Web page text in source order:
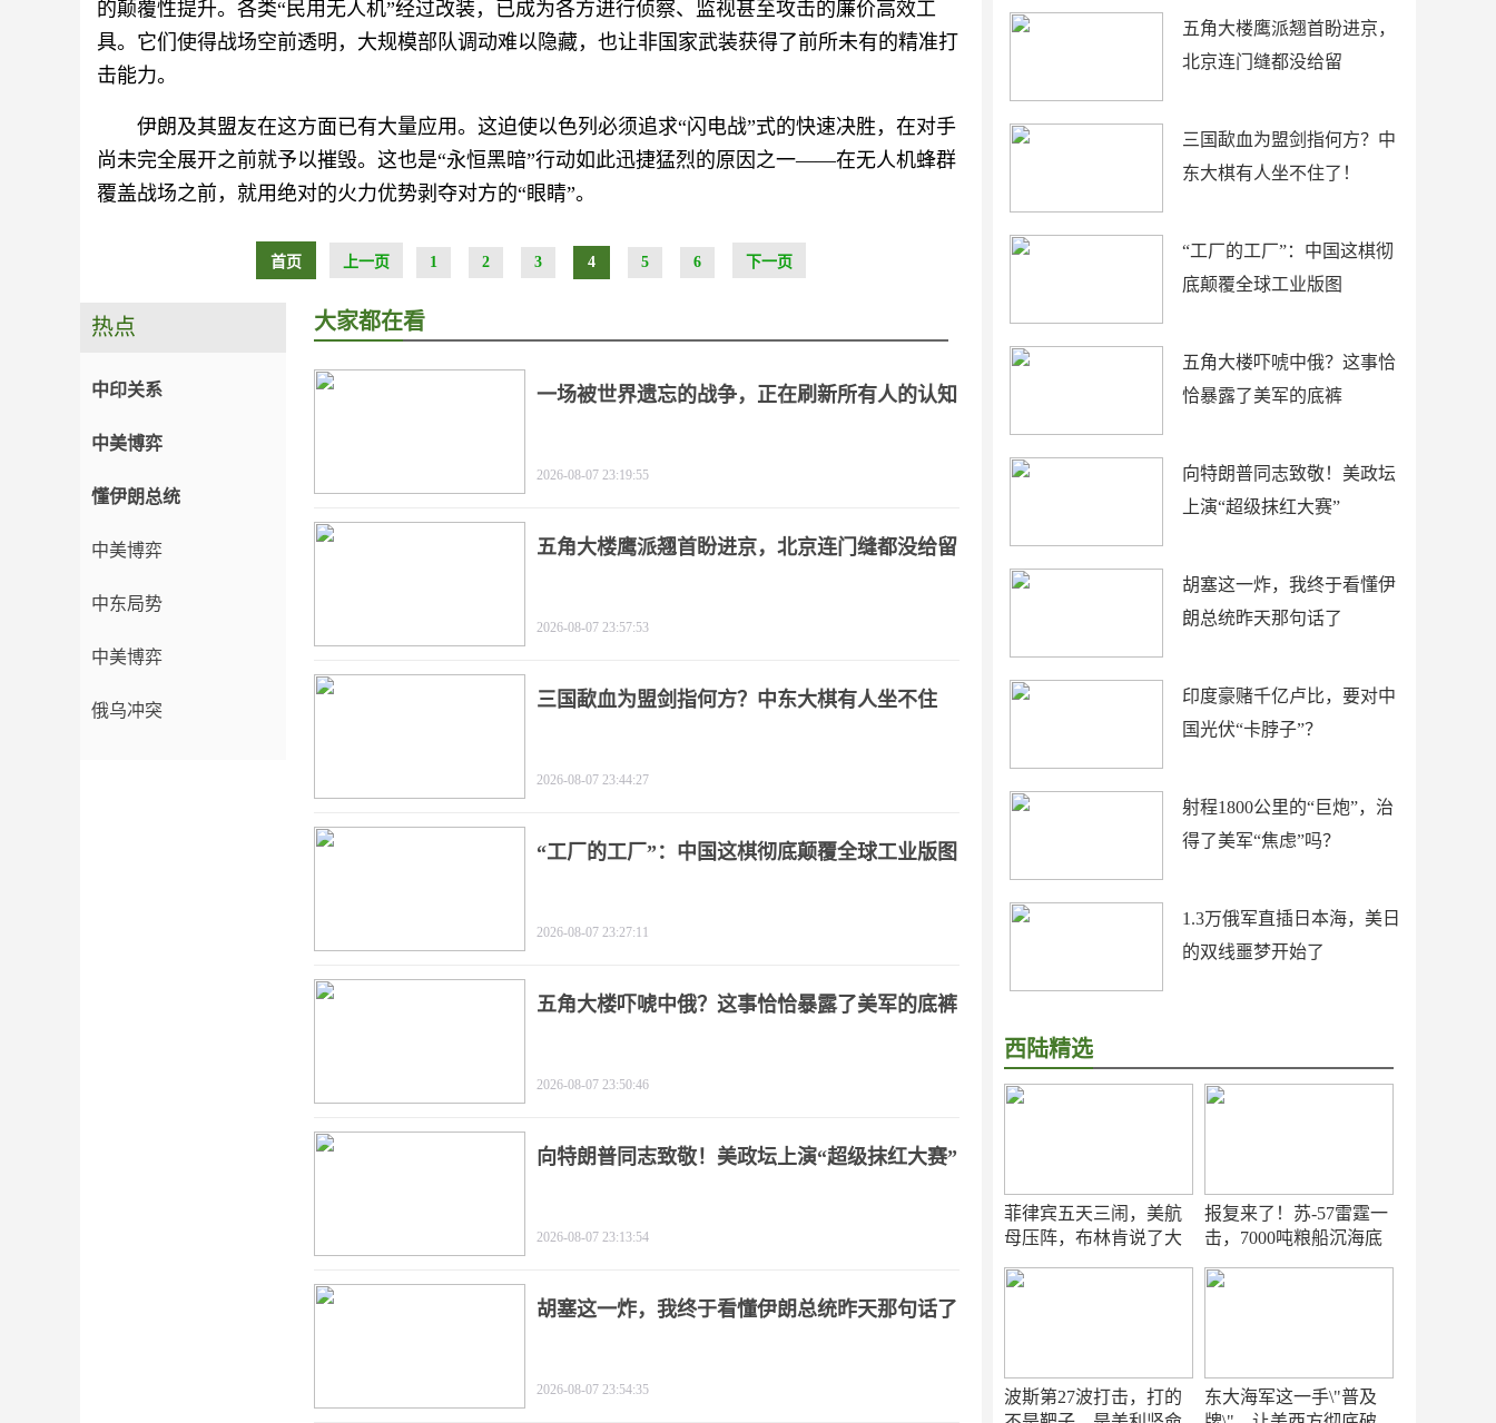
的颠覆性提升。各类“民用无人机”经过改装，已成为各方进行侦察、监视甚至攻击的廉价高效工
具。它们使得战场空前透明，大规模部队调动难以隐藏，也让非国家武装获得了前所未有的精准打
击能力。
伊朗及其盟友在这方面已有大量应用。这迫使以色列必须追求“闪电战”式的快速决胜，在对手
尚未完全展开之前就予以摧毁。这也是“永恒黑暗”行动如此迅捷猛烈的原因之一——在无人机蜂群
覆盖战场之前，就用绝对的火力优势剥夺对方的“眼睛”。
首页 上一页 1 2 3 4 5 6 下一页
五角大楼鹰派翘首盼进京，
北京连门缝都没给留
三国歃血为盟剑指何方？中
东大棋有人坐不住了！
“工厂的工厂”：中国这棋彻
底颠覆全球工业版图
五角大楼吓唬中俄？这事恰
恰暴露了美军的底裤
向特朗普同志致敬！美政坛
上演“超级抹红大赛”
胡塞这一炸，我终于看懂伊
朗总统昨天那句话了
印度豪赌千亿卢比，要对中
国光伏“卡脖子”？
射程1800公里的“巨炮”，治
得了美军“焦虑”吗？
1.3万俄军直插日本海，美日
的双线噩梦开始了
西陆精选
菲律宾五天三闹，美航
母压阵，布林肯说了大
报复来了！苏-57雷霆一
击，7000吨粮船沉海底
波斯第27波打击，打的
东大海军这一手\"普及
热点
中印关系
中美博弈
懂伊朗总统
中美博弈
中东局势
中美博弈
俄乌冲突
大家都在看
一场被世界遗忘的战争，正在刷新所有人的认知
2026-08-07 23:19:55
五角大楼鹰派翘首盼进京，北京连门缝都没给留
2026-08-07 23:57:53
三国歃血为盟剑指何方？中东大棋有人坐不住
2026-08-07 23:44:27
“工厂的工厂”：中国这棋彻底颠覆全球工业版图
2026-08-07 23:27:11
五角大楼吓唬中俄？这事恰恰暴露了美军的底裤
2026-08-07 23:50:46
向特朗普同志致敬！美政坛上演“超级抹红大赛”
2026-08-07 23:13:54
胡塞这一炸，我终于看懂伊朗总统昨天那句话了
2026-08-07 23:54:35